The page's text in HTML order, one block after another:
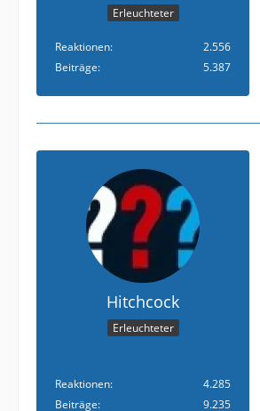
Erleuchteter
Reaktionen
2.556
Beiträge
5.387
Hitchcock
Erleuchteter
Reaktionen
4.285
Beiträge
9.235